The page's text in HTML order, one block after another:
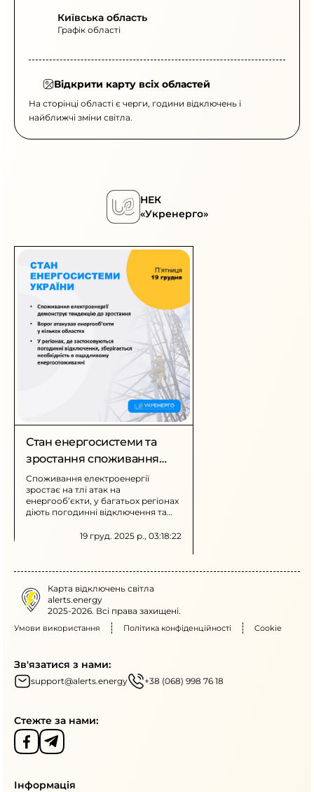
Київська область
Графік області
Відкрити карту всіх областей
На сторінці області є черги, години відключень і
найближчі зміни світла.
НЕК
«Укренерго»
Стан енергосистеми та
зростання споживання
електроенергії
Споживання електроенергії
зростає на тлі атак на
енергооб’єкти, у багатьох регіонах
діють погодинні відключення та
Зберігається необхідність
19 груд. 2025 р., 03:18:22
Карта відключень світла
alerts.energy
2025-2026. Всі права захищені.
Умови використання Політика конфіденційності Cookie
Зв'язатися з нами:
support@alerts.energy +38 (068) 998 76 18
Стежте за нами:
Інформація